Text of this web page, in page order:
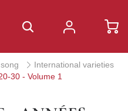
International varieties
30 - Volume 1